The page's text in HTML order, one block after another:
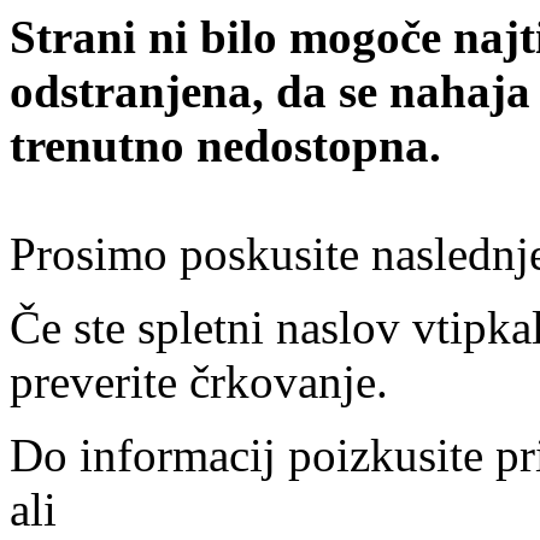
Strani ni bilo mogoče
odstranjena, da se
trenutno nedostopna.
Prosimo poskusite
Če ste spletni naslov
preverite črkovanje.
Do informacij poizkusite
ali